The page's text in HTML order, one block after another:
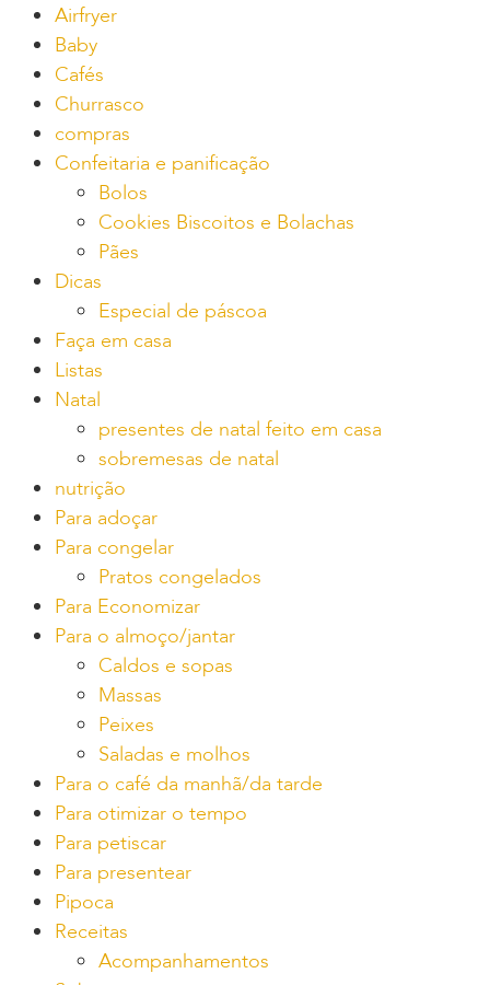
Airfryer
Baby
Cafés
Churrasco
compras
Confeitaria e panificação
Bolos
Cookies Biscoitos e Bolachas
Pães
Dicas
Especial de páscoa
Faça em casa
Listas
Natal
presentes de natal feito em casa
sobremesas de natal
nutrição
Para adoçar
Para congelar
Pratos congelados
Para Economizar
Para o almoço/jantar
Caldos e sopas
Massas
Peixes
Saladas e molhos
Para o café da manhã/da tarde
Para otimizar o tempo
Para petiscar
Para presentear
Pipoca
Receitas
Acompanhamentos